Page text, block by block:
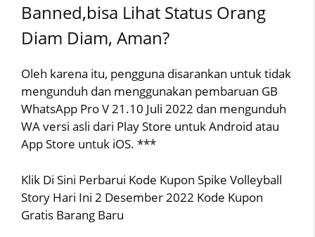
Banned,bisa Lihat Status Orang
Diam Diam, Aman?
Oleh karena itu, pengguna disarankan untuk tidak
mengunduh dan menggunakan pembaruan GB
WhatsApp Pro V 21.10 Juli 2022 dan mengunduh
WA versi asli dari Play Store untuk Android atau
App Store untuk iOS. ***
Klik Di Sini Perbarui Kode Kupon Spike Volleyball
Story Hari Ini 2 Desember 2022 Kode Kupon
Gratis Barang Baru